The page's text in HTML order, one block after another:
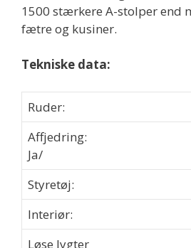
1500 stærkere A-stolper end
fætre og kusiner.
Tekniske data:
Ruder:
Ja/
Styretøj:
Interiør:
Løse lygter